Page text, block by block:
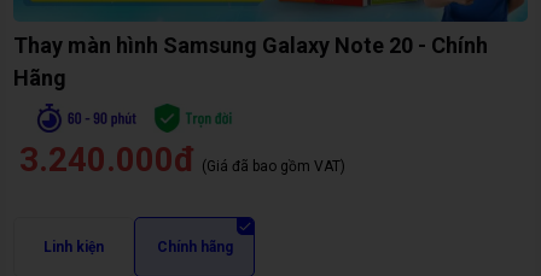
Thay màn hình Samsung Galaxy Note 20 - Chính
Hãng
3.240.000đ (Giá đã bao gồm VAT)
Linh kiện Chính hãng